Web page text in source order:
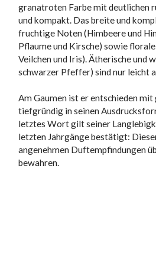
granatroten Farbe mit deutlichen
und kompakt. Das breite und
fruchtige Noten (Himbeere und
Pflaume und Kirsche) sowie
Veilchen und Iris). Ätherische und
schwarzer Pfeffer) sind nur leicht
Am Gaumen ist er entschieden
tiefgründig in seinen
letztes Wort gilt seiner
letzten Jahrgänge bestätigt:
angenehmen Duftempfindungen
bewahren.